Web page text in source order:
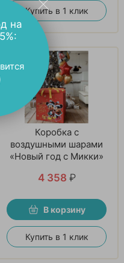
Купить в 1 клик
Коробка с
воздушными шарами
«Новый год с Микки»
4 358 ₽
В корзину
Купить в 1 клик
на